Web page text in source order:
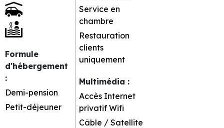
Formule
d'hébergement
:
Demi-pension
Petit-déjeuner
Service en
chambre
Restauration
clients
uniquement
Multimédia :
Accès Internet
privatif Wifi
Câble / Satellite